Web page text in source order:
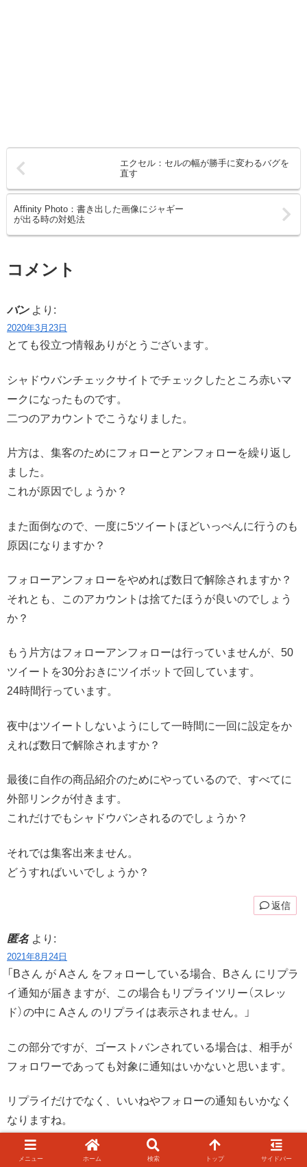
エクセル：セルの幅が勝手に変わるバグを
直す
Affinity Photo：書き出した画像にジャギー
が出る時の対処法
コメント
バン より:
2020年3月23日
とても役立つ情報ありがとうございます。
シャドウバンチェックサイトでチェックしたところ赤いマ
ークになったものです。
二つのアカウントでこうなりました。
片方は、集客のためにフォローとアンフォローを繰り返し
ました。
これが原因でしょうか？
また面倒なので、一度に5ツイートほどいっぺんに行うのも
原因になりますか？
フォローアンフォローをやめれば数日で解除されますか？
それとも、このアカウントは捨てたほうが良いのでしょう
か？
もう片方はフォローアンフォローは行っていませんが、50
ツイートを30分おきにツイボットで回しています。
24時間行っています。
夜中はツイートしないようにして一時間に一回に設定をか
えれば数日で解除されますか？
最後に自作の商品紹介のためにやっているので、すべてに
外部リンクが付きます。
これだけでもシャドウバンされるのでしょうか？
それでは集客出来ません。
どうすればいいでしょうか？
返信
匿名 より:
2021年8月24日
「Bさん が Aさん をフォローしている場合、Bさん にリプラ
イ通知が届きますが、この場合もリプライツリー（スレッ
ド）の中に Aさん のリプライは表示されません。」
この部分ですが、ゴーストバンされている場合は、相手が
フォロワーであっても対象に通知はいかないと思います。
リプライだけでなく、いいねやフォローの通知もいかなく
なりますね。
返信
メニュー ホーム 検索 トップ サイドバー